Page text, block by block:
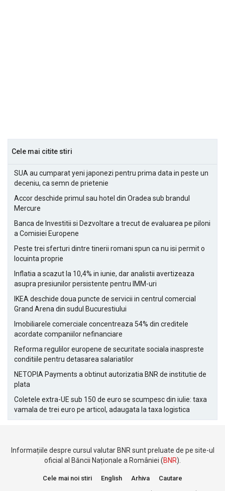
Cele mai citite stiri
SUA au cumparat yeni japonezi pentru prima data in peste un
deceniu, ca semn de prietenie
Accor deschide primul sau hotel din Oradea sub brandul
Mercure
Banca de Investitii si Dezvoltare a trecut de evaluarea pe piloni
a Comisiei Europene
Peste trei sferturi dintre tinerii romani spun ca nu isi permit o
locuinta proprie
Inflatia a scazut la 10,4% in iunie, dar analistii avertizeaza
asupra presiunilor persistente pentru IMM-uri
IKEA deschide doua puncte de servicii in centrul comercial
Grand Arena din sudul Bucurestiului
Imobiliarele comerciale concentreaza 54% din creditele
acordate companiilor nefinanciare
Reforma regulilor europene de securitate sociala inaspreste
conditiile pentru detasarea salariatilor
NETOPIA Payments a obtinut autorizatia BNR de institutie de
plata
Coletele extra-UE sub 150 de euro se scumpesc din iulie: taxa
vamala de trei euro pe articol, adaugata la taxa logistica
Informațiile despre cursul valutar BNR sunt preluate de pe site-ul
oficial al Băncii Naționale a României (BNR).
Cele mai noi stiri English Arhiva Cautare